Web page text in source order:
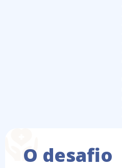
O desafio